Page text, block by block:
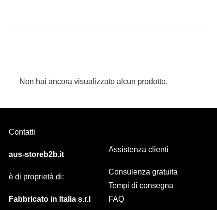
Non hai ancora visualizzato alcun prodotto.
Contatti
aus-storeb2b.it
è di proprietà di:
Fabbricato in Italia s.r.l
Assistenza clienti
Consulenza gratuita
Tempi di consegna
FAQ